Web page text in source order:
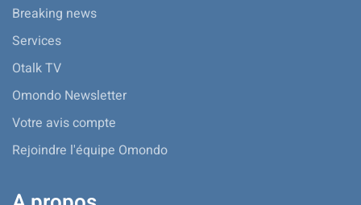
Breaking news
Services
Otalk TV
Omondo Newsletter
Votre avis compte
Rejoindre l'équipe Omondo